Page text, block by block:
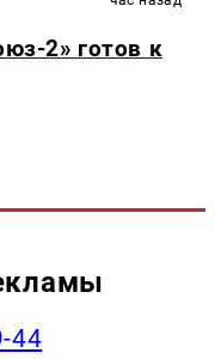
2» готов к
44